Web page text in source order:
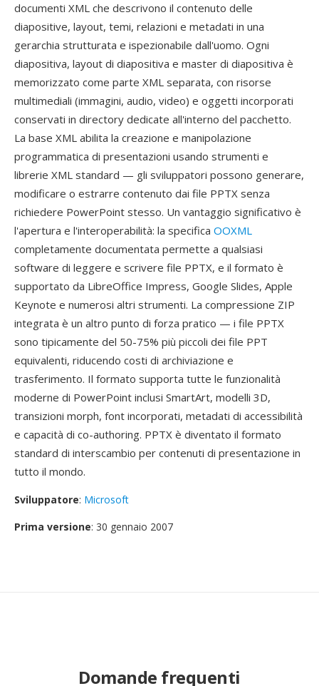
documenti XML che descrivono il contenuto delle
diapositive, layout, temi, relazioni e metadati in una
gerarchia strutturata e ispezionabile dall'uomo. Ogni
diapositiva, layout di diapositiva e master di diapositiva è
memorizzato come parte XML separata, con risorse
multimediali (immagini, audio, video) e oggetti incorporati
conservati in directory dedicate all'interno del pacchetto.
La base XML abilita la creazione e manipolazione
programmatica di presentazioni usando strumenti e
librerie XML standard — gli sviluppatori possono generare,
modificare o estrarre contenuto dai file PPTX senza
richiedere PowerPoint stesso. Un vantaggio significativo è
l'apertura e l'interoperabilità: la specifica OOXML
completamente documentata permette a qualsiasi
software di leggere e scrivere file PPTX, e il formato è
supportato da LibreOffice Impress, Google Slides, Apple
Keynote e numerosi altri strumenti. La compressione ZIP
integrata è un altro punto di forza pratico — i file PPTX
sono tipicamente del 50-75% più piccoli dei file PPT
equivalenti, riducendo costi di archiviazione e
trasferimento. Il formato supporta tutte le funzionalità
moderne di PowerPoint inclusi SmartArt, modelli 3D,
transizioni morph, font incorporati, metadati di accessibilità
e capacità di co-authoring. PPTX è diventato il formato
standard di interscambio per contenuti di presentazione in
tutto il mondo.
Sviluppatore: Microsoft
Prima versione: 30 gennaio 2007
Domande frequenti